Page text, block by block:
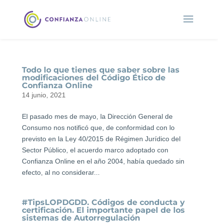
Todo lo que tienes que saber sobre las
modificaciones del Código Ético de
Confianza Online
14 junio, 2021
El pasado mes de mayo, la Dirección General de
Consumo nos notificó que, de conformidad con lo
previsto en la Ley 40/2015 de Régimen Jurídico del
Sector Público, el acuerdo marco adoptado con
Confianza Online en el año 2004, había quedado sin
efecto, al no considerar...
#TipsLOPDGDD. Códigos de conducta y
certificación. El importante papel de los
sistemas de Autorregulación